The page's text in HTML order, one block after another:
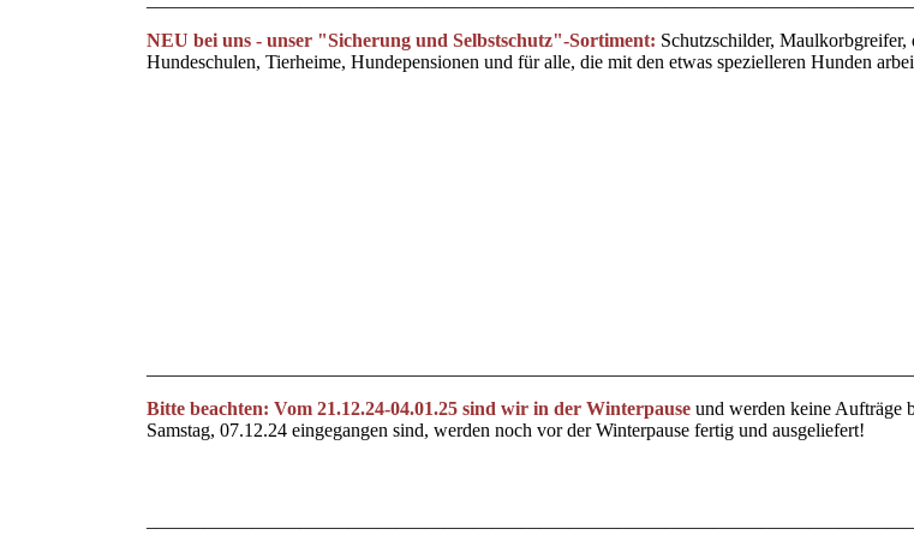
NEU bei uns - unser "Sicherung und Selbstschutz"-Sortiment: Schutzschilder,
Hundeschulen, Tierheime, Hundepensionen und für alle, die mit den etwas spezielleren Hunden
Bitte beachten: Vom 21.12.24-04.01.25 sind wir in der Winterpause und werden keine Aufträge
Samstag, 07.12.24 eingegangen sind, werden noch vor der Winterpause fertig und ausgeliefert!